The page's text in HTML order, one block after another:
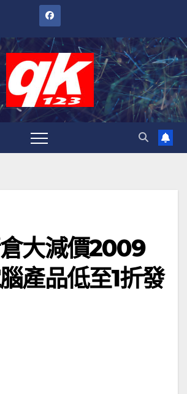
大減價2009
產品低至1折發